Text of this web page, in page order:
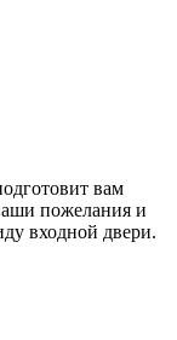
вам
пожелания и
входной двери.